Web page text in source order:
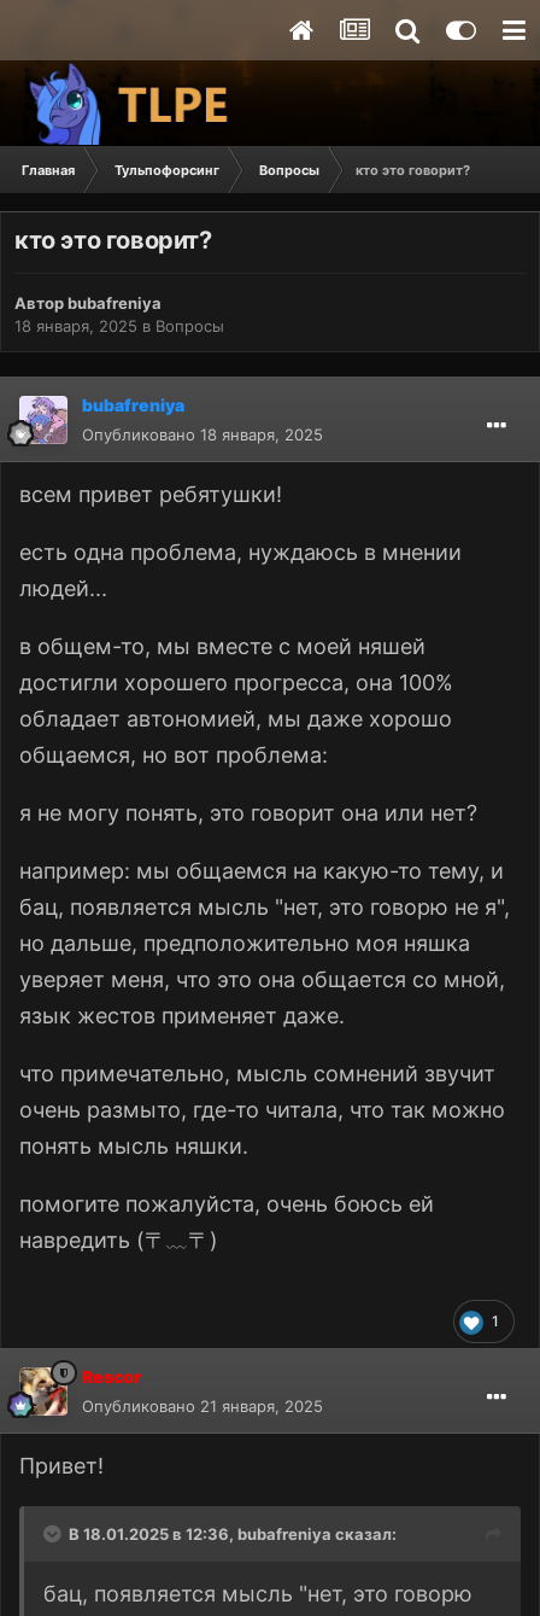
Главная Тульпофорсинг Вопросы кто это говорит?
кто это говорит?
Авторbubafreniya
18 января, 2025 в Вопросы
bubafreniya
Опубликовано 18 января, 2025
всем привет ребятушки!
есть одна проблема, нуждаюсь в мнении
людей...
в общем-то, мы вместе с моей няшей
достигли хорошего прогресса, она 100%
обладает автономией, мы даже хорошо
общаемся, но вот проблема:
я не могу понять, это говорит она или нет?
например: мы общаемся на какую-то тему, и
бац, появляется мысль "нет, это говорю не я",
но дальше, предположительно моя няшка
уверяет меня, что это она общается со мной,
язык жестов применяет даже.
что примечательно, мысль сомнений звучит
очень размыто, где-то читала, что так можно
понять мысль няшки.
помогите пожалуйста, очень боюсь ей
навредить (⁠〒⁠﹏⁠〒⁠)
1
Rescor
Опубликовано 21 января, 2025
Привет!
В 18.01.2025 в 12:36, bubafreniya сказал:
бац, появляется мысль "нет, это говорю